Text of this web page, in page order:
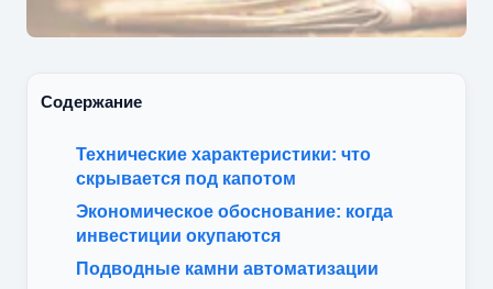
Содержание
Технические характеристики: что
скрывается под капотом
Экономическое обоснование: когда
инвестиции окупаются
Подводные камни автоматизации